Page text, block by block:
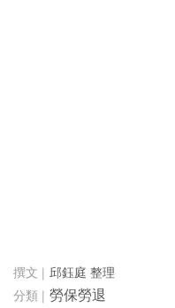
邱鈺庭 整理
勞保勞退